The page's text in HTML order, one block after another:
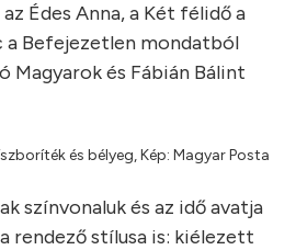
Édes Anna, a Két félidő a
a Befejezetlen mondatból
Magyarok és Fábián Bálint
és bélyeg, Kép: Magyar Posta
színvonaluk és az idő avatja
rendező stílusa is: kiélezett